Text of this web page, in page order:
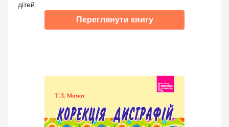
дітей.
Переглянути книгу